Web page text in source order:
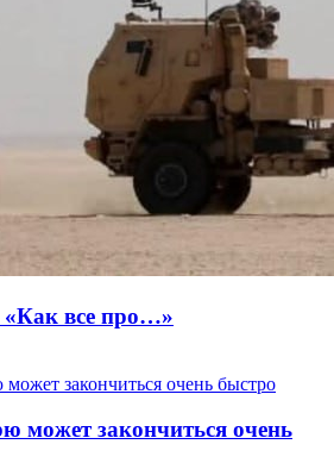
«Как все про…»
может закончиться очень